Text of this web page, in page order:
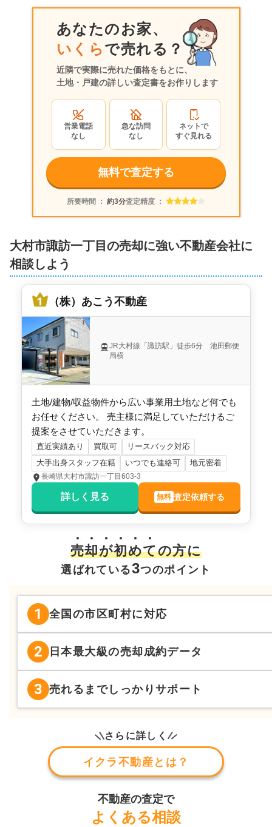
長崎県大村市諏訪一丁目
更地 土地面積: 1806㎡
（株）あこう不動産
1,000万円 2024年3月
長崎県大村市諏訪一丁目
古家あり 土地面積:217㎡
（株）あこう不動産
600万円
長崎県大村市諏訪一丁目
（株）あこう不動産
600万円 2023年12月
長崎県大村市諏訪一丁目
状態:更地 土地面積:124㎡
（株）あこう不動産
1,400 万円 2023年10月
長崎県大村市諏訪一丁目
状態:更地 土地面積:256㎡
（株）あこう不動産
あなたのお家、
いくらで売れる？
近隣で実際に売れた価格をもとに、
土地・戸建の詳しい査定書をお作りします
営業電話
なし
急な訪問
なし
ネットで
すぐ見れる
無料で査定する
所要時間 ： 約3分査定精度 ：
大村市諏訪一丁目の売却に強い不動産会社に
相談しよう
（株）あこう不動産
JR大村線「諏訪駅」徒歩6分 池田郵便
局横
土地/建物/収益物件から広い事業用土地など何でも
お任せください。 売主様に満足していただけるご
提案をさせていただきます。
直近実績あり 買取可
リースバック対応
大手出身スタッフ在籍
いつでも連絡可 地元密着
長崎県大村市諏訪一丁目603-3
詳しく見る 無料 査定依頼する
売却が初めての方に
選ばれている3つのポイント
1 全国の市区町村に対応
2 日本最大級の売却成約データ
3 売れるまでしっかりサポート
さらに詳しく
イクラ不動産とは？
不動産の査定で
よくある相談